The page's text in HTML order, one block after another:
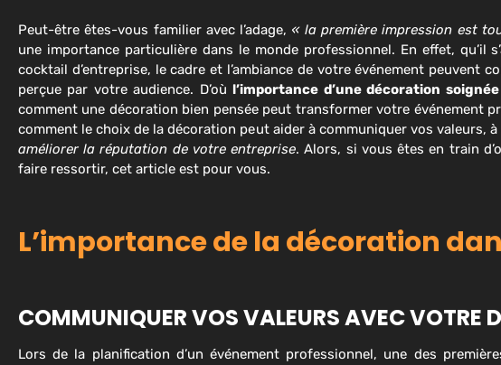
Peut-être êtes-vous familier avec l’adage, « la première impression est
une importance particulière dans le monde professionnel. En effet, qu’il
cocktail d’entreprise, le cadre et l’ambiance de votre événement
perçue par votre audience. D’oùl’importance d’une décoration
comment une décoration bien pensée peut transformer votre événement
comment le choix de la décoration peut aider à communiquer vos valeurs,
améliorer la réputation de votre entreprise. Alors, si vous êtes en train
faire ressortir, cet article est pour vous.
L’importance de la décoration
COMMUNIQUER VOS VALEURS AVEC VOTRE
Lors de la planification d’un événement professionnel, une des